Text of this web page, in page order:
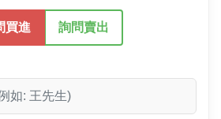
買進 詢問賣出